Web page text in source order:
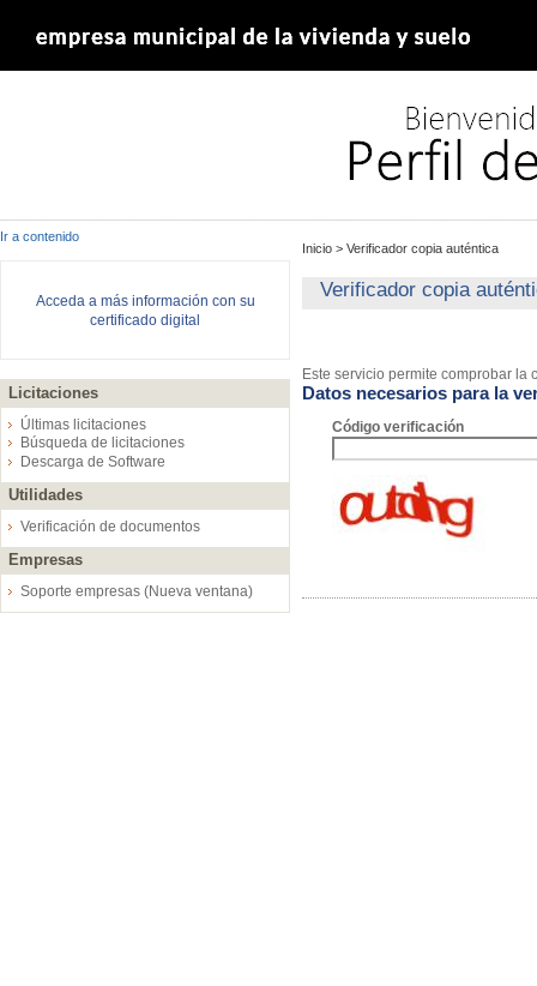
Ir a contenido
Acceda a más información con su
certificado digital
Licitaciones
Últimas licitaciones
Búsqueda de licitaciones
Descarga de Software
Utilidades
Verificación de documentos
Empresas
Soporte empresas (Nueva ventana)
Inicio > Verificador copia auténtica
Verificador copia
Este servicio permite comprobar
Datos necesarios para la
Código verificación